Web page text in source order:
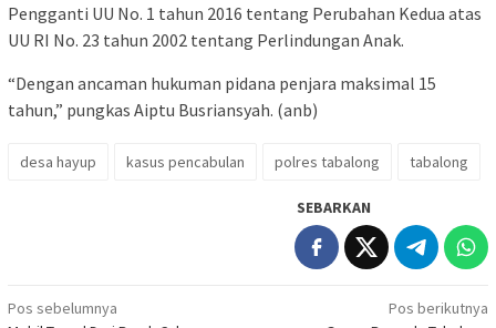
Pengganti UU No. 1 tahun 2016 tentang Perubahan Kedua atas
UU RI No. 23 tahun 2002 tentang Perlindungan Anak.
“Dengan ancaman hukuman pidana penjara maksimal 15
tahun,” pungkas Aiptu Busriansyah. (anb)
desa hayup kasus pencabulan polres tabalong tabalong
SEBARKAN
Navigasi
Pos sebelumnya
Pos berikutnya